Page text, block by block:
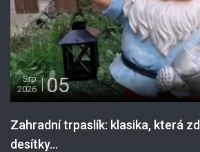
Srp
2026
05
Zahradní trpaslík: klasika, která
desítky...